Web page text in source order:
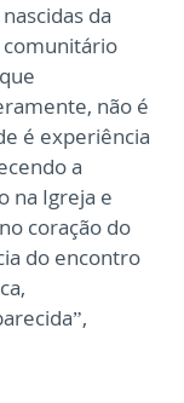
da
comunitário
não é
é experiência
a
na Igreja e
coração do
do encontro